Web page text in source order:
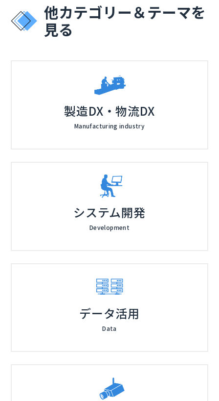
的にお伝えします。
他カテゴリー＆テーマを
見る
製造DX・物流DX
Manufacturing industry
システム開発
Development
データ活用
Data